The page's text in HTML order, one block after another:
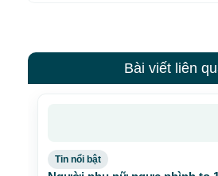
Bài viết liên
Tin nổi bật